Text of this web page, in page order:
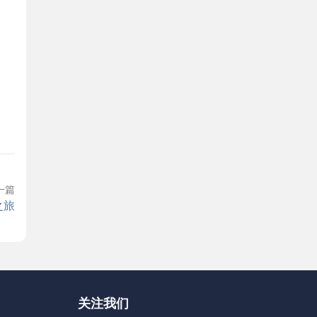
篇
旅
关注我们